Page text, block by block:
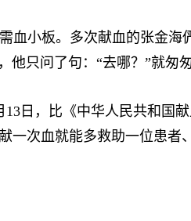
小板。多次献血的张金海
只问了句：“去哪？”就匆
，比《中华人民共和国
一次血就能多救助一位患